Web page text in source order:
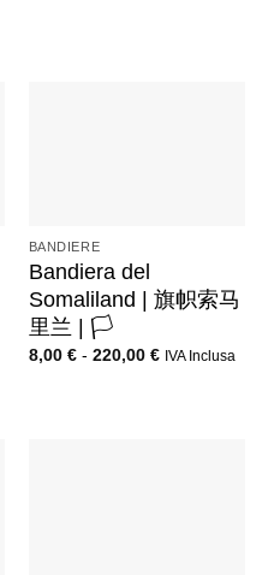
BANDIERE
Bandiera del
Somaliland | 旗帜索马
里兰 | 🏳️
8,00 € - 220,00 € IVA Inclusa